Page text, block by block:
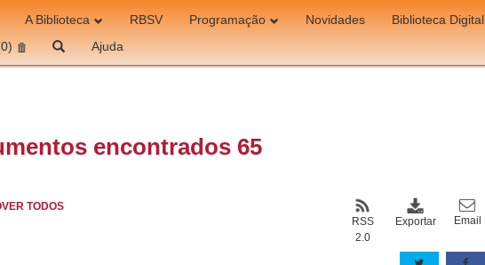
A Biblioteca RBSV Programação Novidades Biblioteca Digital
Ajuda
encontrados 65
TODOS
Email
Exportar
RSS
2.0